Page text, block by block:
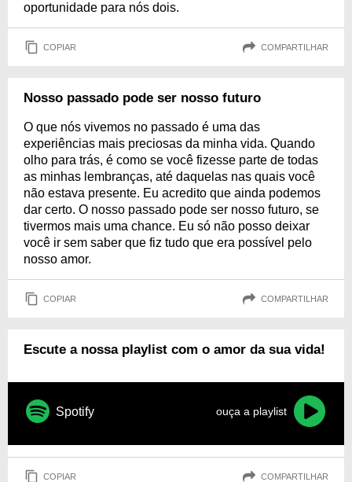
oportunidade para nós dois.
COPIAR COMPARTILHAR
Nosso passado pode ser nosso futuro
O que nós vivemos no passado é uma das
experiências mais preciosas da minha vida. Quando
olho para trás, é como se você fizesse parte de todas
as minhas lembranças, até daquelas nas quais você
não estava presente. Eu acredito que ainda podemos
dar certo. O nosso passado pode ser nosso futuro, se
tivermos mais uma chance. Eu só não posso deixar
você ir sem saber que fiz tudo que era possível pelo
nosso amor.
COPIAR COMPARTILHAR
Escute a nossa playlist com o amor da sua vida!
Spotify ouça a playlist
COPIAR COMPARTILHAR